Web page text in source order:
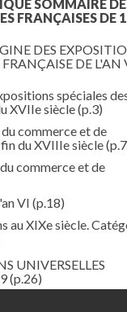
SOMMAIRE
FRANÇAISES DE
DES
DE L'AN
spéciales
XVIIe siècle(p.3)
commerce et de
du XVIIIe siècle
commerce et de
VI (p.18)
au XIXe siècle.
UNIVERSELLES
(p.26)